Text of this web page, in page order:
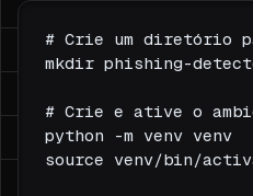
# Crie um diretório
mkdir phishing-
# Crie e ative o
python -m venv venv
source venv/bin/